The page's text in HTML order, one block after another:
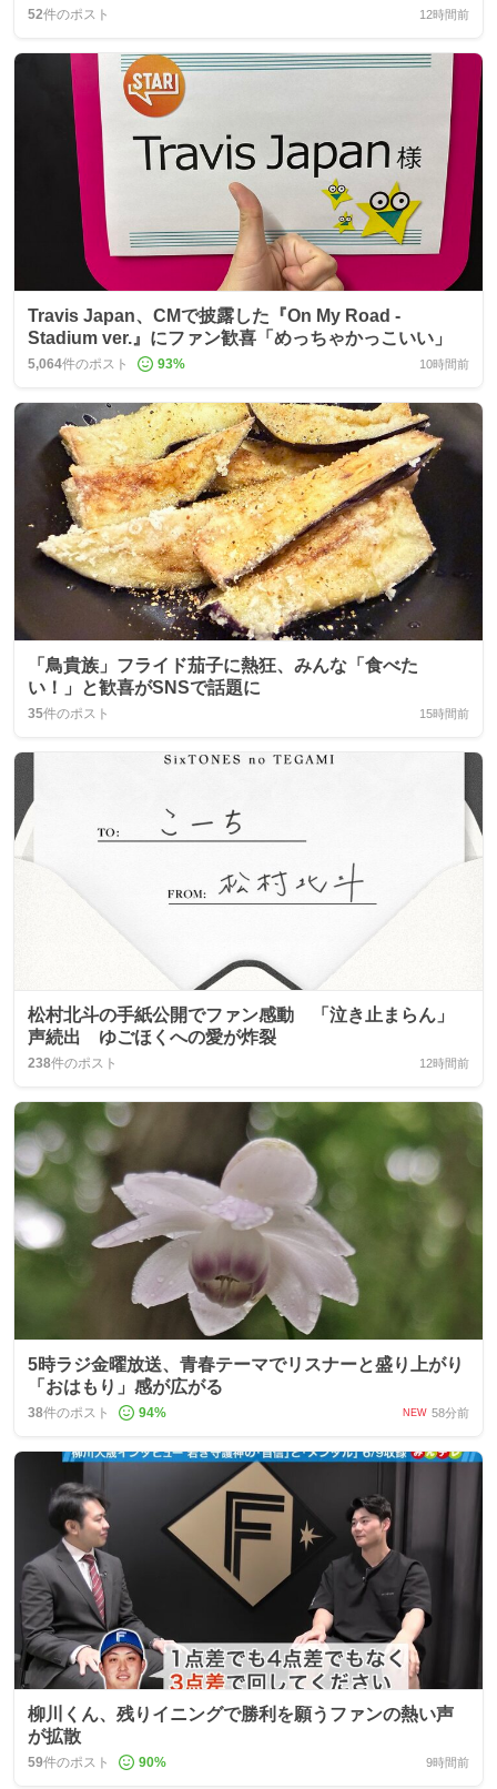
52件のポスト 12時間前
Travis Japan、CMで披露した『On My Road -
Stadium ver.』にファン歓喜「めっちゃかっこいい」
5,064件のポスト 93% 10時間前
「鳥貴族」フライド茄子に熱狂、みんな「食べた
い！」と歓喜がSNSで話題に
35件のポスト 15時間前
松村北斗の手紙公開でファン感動 「泣き止まらん」
声続出 ゆごほくへの愛が炸裂
238件のポスト 12時間前
5時ラジ金曜放送、青春テーマでリスナーと盛り上がり
「おはもり」感が広がる
38件のポスト 94% NEW 58分前
柳川くん、残りイニングで勝利を願うファンの熱い声
が拡散
59件のポスト 90% 9時間前